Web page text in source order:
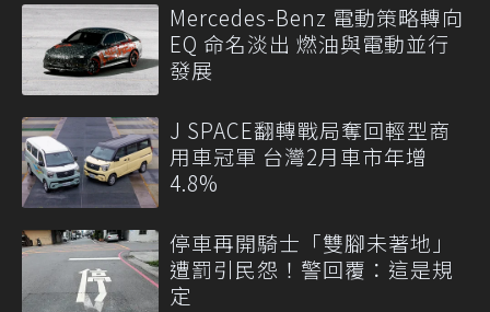
Mercedes-Benz 電動策略轉向
EQ 命名淡出 燃油與電動並行
發展
J SPACE翻轉戰局奪回輕型商
用車冠軍 台灣2月車市年增
4.8%
停車再開騎士「雙腳未著地」
遭罰引民怨！警回覆：這是規
定